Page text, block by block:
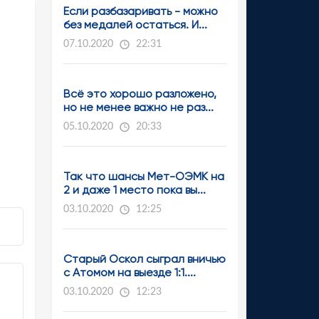
Если разбазаривать - можно
без медалей остаться. И...
07.10.2020 22:31
Всё это хорошо разложено,
но не менее важно не раз...
05.10.2020 20:33
Так что шансы Мет-ОЭМК на
2 и даже 1 место пока вы...
03.10.2020 12:25
Старый Оскол сыграл вничью
с Атомом на выезде 1:1....
03.10.2020 12:23